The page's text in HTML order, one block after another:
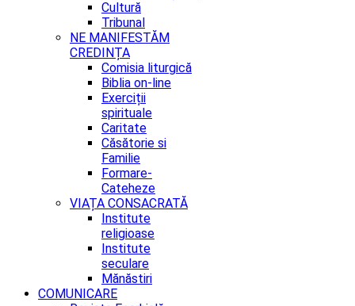
Cultură
Tribunal
NE MANIFESTĂM
CREDINȚA
Comisia liturgică
Biblia on-line
Exerciții
spirituale
Caritate
Căsătorie si
Familie
Formare-
Cateheze
VIAȚA CONSACRATĂ
Institute
religioase
Institute
seculare
Mănăstiri
COMUNICARE